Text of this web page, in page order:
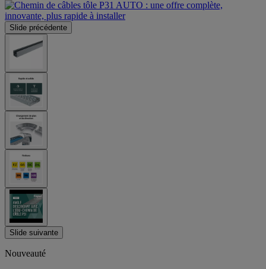
Slide précédente
Slide suivante
Nouveauté